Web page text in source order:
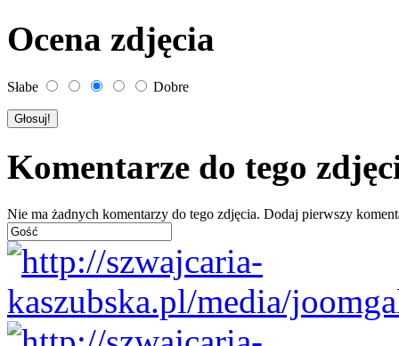
Ocena zdjęcia
Słabe Dobre
Komentarze do tego
Nie ma żadnych komentarzy do tego zdjęcia. Dodaj pierwszy